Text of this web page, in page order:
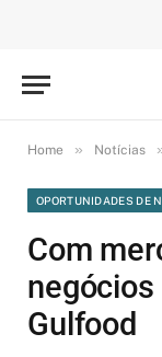
Home » Notícias
OPORTUNIDADES DE
Com
Gulfood